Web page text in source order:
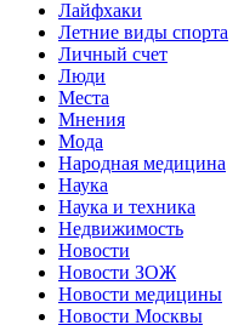
Лайфхаки
Летние виды спорта
Личный счет
Люди
Места
Мнения
Мода
Народная медицина
Наука
Наука и техника
Недвижимость
Новости
Новости ЗОЖ
Новости медицины
Новости Москвы